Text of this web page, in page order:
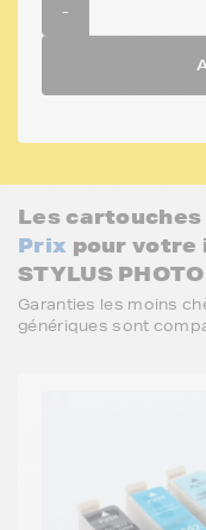
-
Les cartouches
Prix pour votre
STYLUS
Garanties les moins
génériques sont